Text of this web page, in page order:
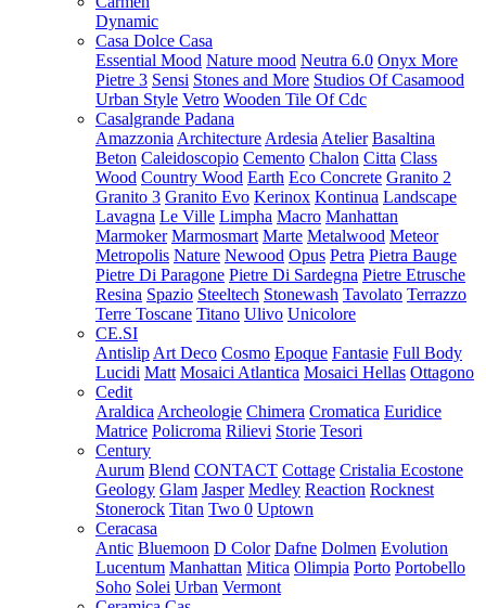
Dynamic
Casa Dolce Casa
Essential Mood Nature mood Neutra 6.0 Onyx More
Pietre 3 Sensi Stones and More Studios Of Casamood
Urban Style Vetro Wooden Tile Of Cdc
Casalgrande Padana
Amazzonia Architecture Ardesia Atelier Basaltina
Beton Caleidoscopio Cemento Chalon Citta Class
Wood Country Wood Earth Eco Concrete Granito 2
Granito 3 Granito Evo Kerinox Kontinua Landscape
Lavagna Le Ville Limpha Macro Manhattan
Marmoker Marmosmart Marte Metalwood Meteor
Metropolis Nature Newood Opus Petra Pietra Bauge
Pietre Di Paragone Pietre Di Sardegna Pietre Etrusche
Resina Spazio Steeltech Stonewash Tavolato Terrazzo
Terre Toscane Titano Ulivo Unicolore
CE.SI
Antislip Art Deco Cosmo Epoque Fantasie Full Body
Lucidi Matt Mosaici Atlantica Mosaici Hellas Ottagono
Cedit
Araldica Archeologie Chimera Cromatica Euridice
Matrice Policroma Rilievi Storie Tesori
Century
Aurum Blend CONTACT Cottage Cristalia Ecostone
Geology Glam Jasper Medley Reaction Rocknest
Stonerock Titan Two 0 Uptown
Ceracasa
Antic Bluemoon D Color Dafne Dolmen Evolution
Lucentum Manhattan Mitica Olimpia Porto Portobello
Soho Solei Urban Vermont